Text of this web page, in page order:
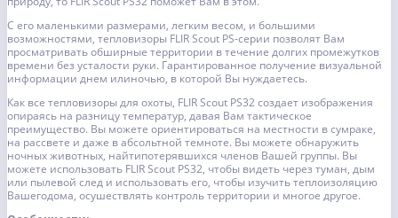
С его маленькими размерами, легким весом, и большими
возможностями, тепловизоры FLIR Scout PS-серии позволят Вам
просматривать обширные территории в течение долгих промежутков
времени без усталости руки. Гарантированное получение визуальной
информации днем илиночью, в которой Вы нуждаетесь.
Как все тепловизоры для охоты, FLIR Scout PS32 создает изображения
опираясь на разницу температур, давая Вам тактическое
преимущество. Вы можете ориентироваться на местности в сумраке,
на рассвете и даже в абсольтной темноте. Вы можете обнаружить
ночных животных, найтипотерявшихся членов Вашей группы. Вы
можете использовать FLIR Scout PS32, чтобы видеть через туман, дым
или пылевой след и использовать его, чтобы изучить теплоизоляцию
Вашегодома, осушествлять контроль территории и многое другое.